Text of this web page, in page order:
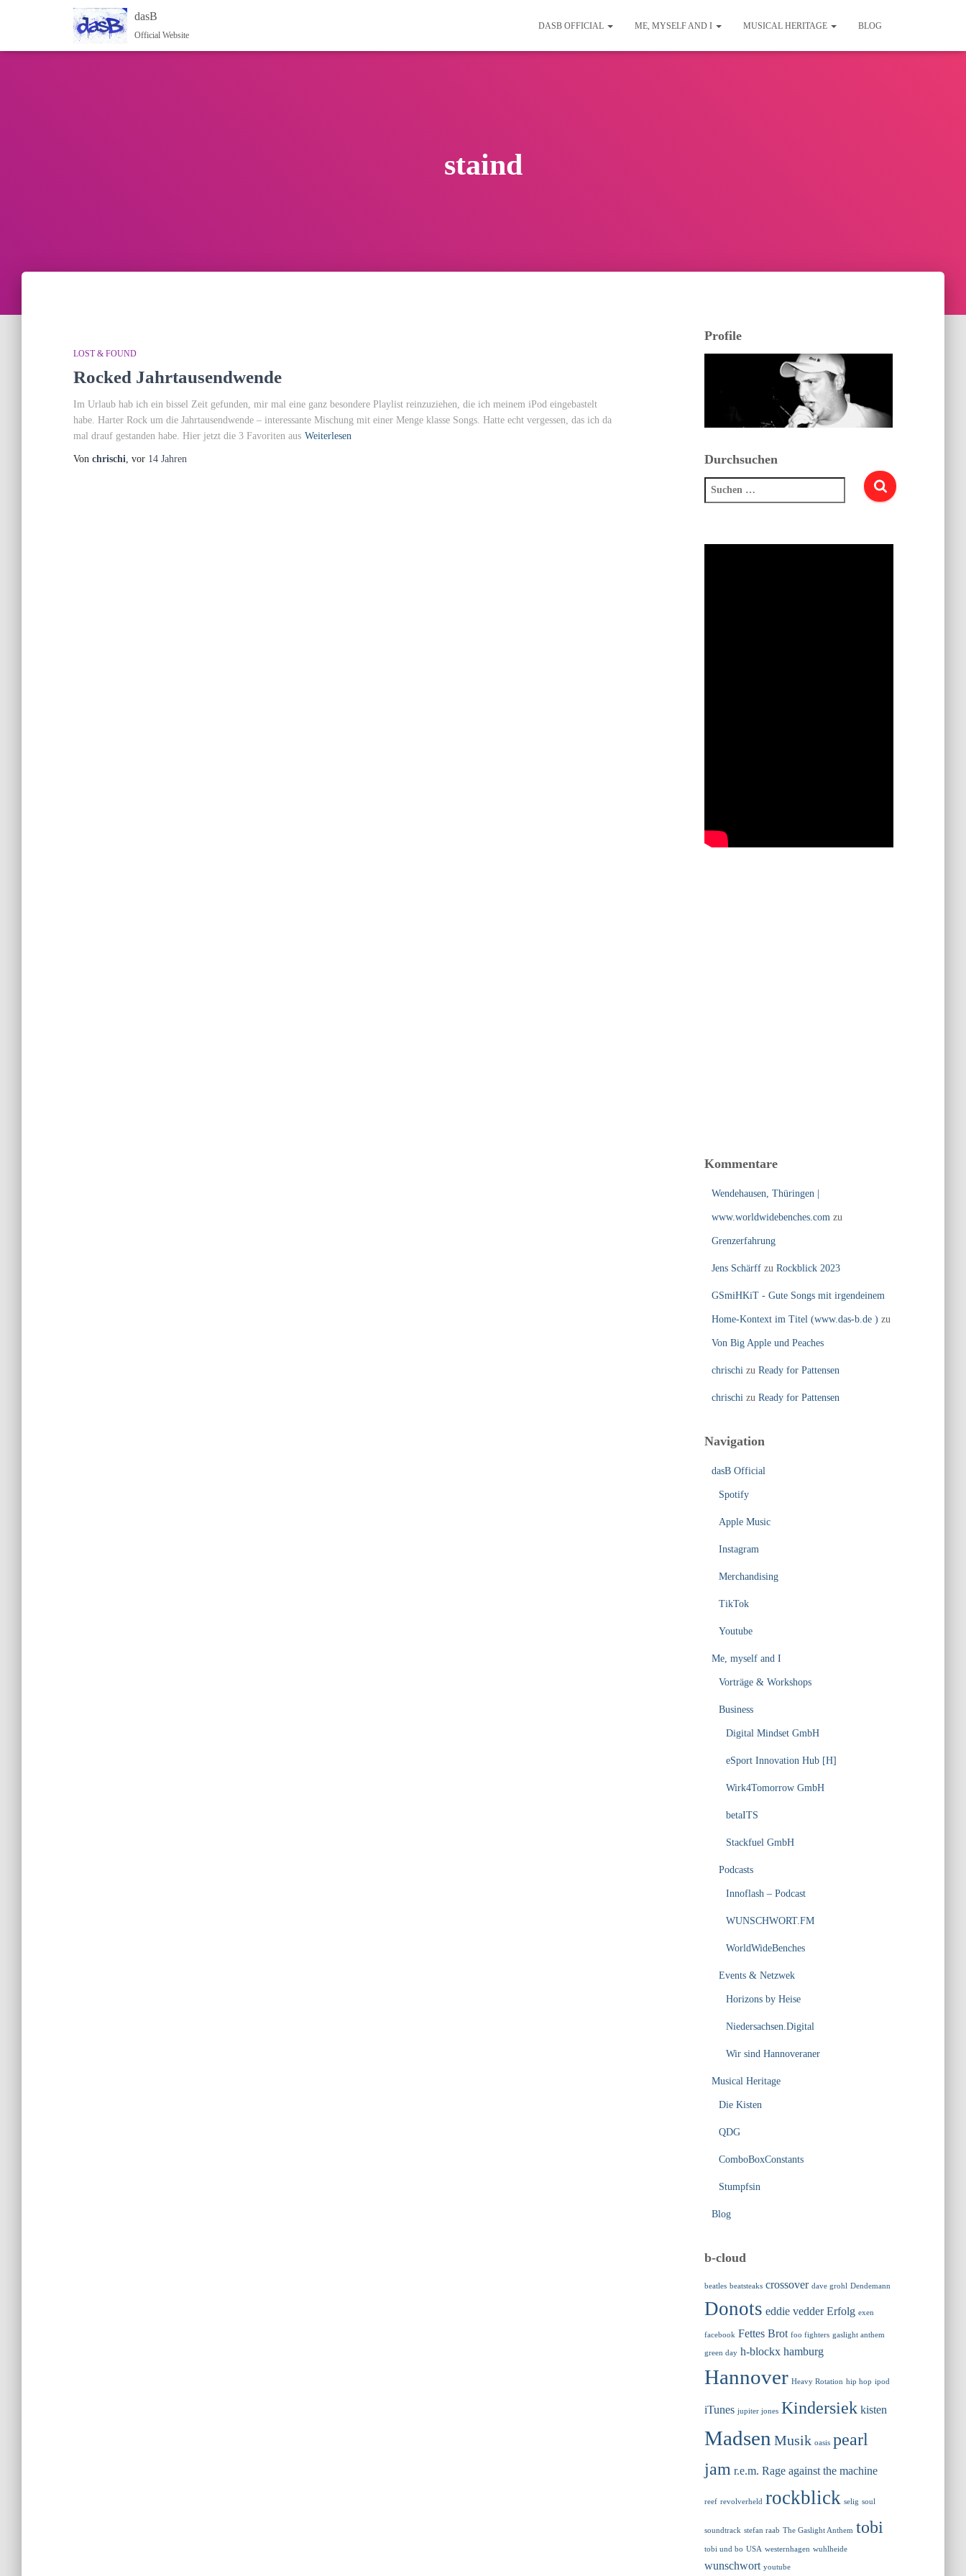
dasB
Official Website
DASB OFFICIAL ME, MYSELF AND I MUSICAL HERITAGE BLOG
staind
LOST & FOUND
Rocked Jahrtausendwende
Im Urlaub hab ich ein bissel Zeit gefunden, mir mal eine ganz besondere Playlist reinzuziehen, die ich meinem iPod eingebastelt
habe. Harter Rock um die Jahrtausendwende – interessante Mischung mit einer Menge klasse Songs. Hatte echt vergessen, das ich da
mal drauf gestanden habe. Hier jetzt die 3 Favoriten aus Weiterlesen
Von chrischi, vor 14 Jahren
Profile
Durchsuchen
Suchen
nach:
Kommentare
Wendehausen, Thüringen |
www.worldwidebenches.com zu
Grenzerfahrung
Jens Schärffzu Rockblick 2023
GSmiHKiT - Gute Songs mit irgendeinem
Home-Kontext im Titel (www.das-b.de ) zu
Von Big Apple und Peaches
chrischi zu Ready for Pattensen
chrischi zu Ready for Pattensen
Navigation
dasB Official
Spotify
Apple Music
Instagram
Merchandising
TikTok
Youtube
Me, myself and I
Vorträge & Workshops
Business
Digital Mindset GmbH
eSport Innovation Hub [H]
Wirk4Tomorrow GmbH
betaITS
Stackfuel GmbH
Podcasts
Innoflash – Podcast
WUNSCHWORT.FM
WorldWideBenches
Events & Netzwek
Horizons by Heise
Niedersachsen.Digital
Wir sind Hannoveraner
Musical Heritage
Die Kisten
QDG
ComboBoxConstants
Stumpfsin
Blog
b-cloud
beatles beatsteaks crossover dave grohl Dendemann
Donots eddie vedder Erfolg exen
facebook Fettes Brot foo fighters gaslight anthem
green day h-blockx hamburg
Hannover Heavy Rotation hip hop ipod
iTunes jupiter jones Kindersiek kisten
Madsen Musik oasis pearl
jam r.e.m. Rage against the machine
reef revolverheld rockblick selig soul
soundtrack stefan raab The Gaslight Anthem tobi
tobi und bo USA westernhagen wuhlheide
wunschwort youtube